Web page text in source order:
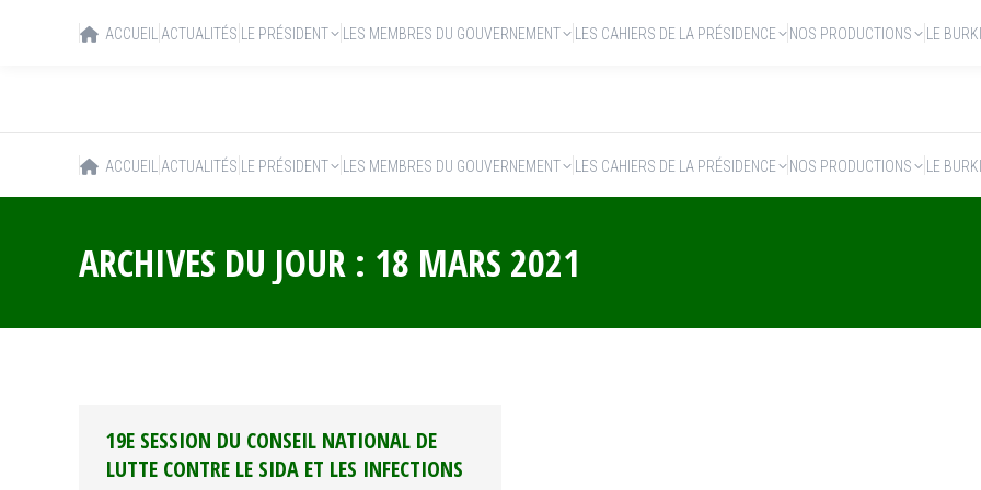
ACCUEIL ACTUALITÉS LE PRÉSIDENT LES MEMBRES DU GOUVERNEMENT LES CAHIERS DE LA PRÉSIDENCE NOS PRODUCTIONS LE
ARCHIVES DU JOUR : 18 MARS 2021
19E SESSION DU CONSEIL NATIONAL DE
LUTTE CONTRE LE SIDA ET LES INFECTIONS
ACCUEIL ACTUALITÉS LE PRÉSIDENT LES MEMBRES DU GOUVERNEMENT LES CAHIERS DE LA PRÉSIDENCE NOS PRODUCTIONS LE